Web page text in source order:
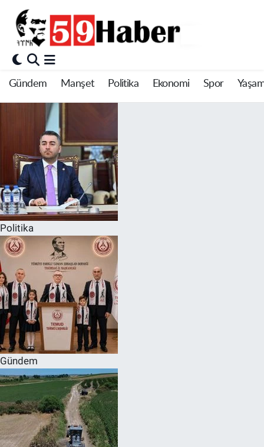
Gündem Manşet Politika Ekonomi Spor
Politika
Gündem